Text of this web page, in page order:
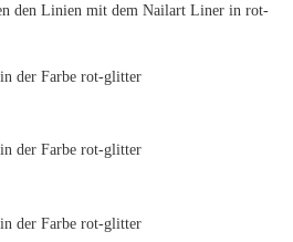
den Linien mit dem Nailart Liner in rot-